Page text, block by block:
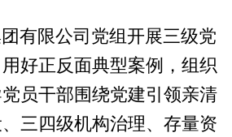
有限公司党组开展三级党
好正反面典型案例，组织
员干部围绕党建引领亲清
三四级机构治理、存量资